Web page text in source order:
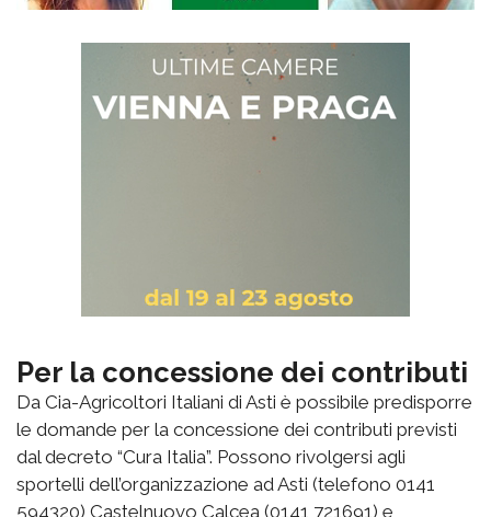
Per la concessione dei contributi
Da Cia-Agricoltori Italiani di Asti è possibile predisporre
le domande per la concessione dei contributi previsti
dal decreto “Cura Italia”. Possono rivolgersi agli
sportelli dell’organizzazione ad Asti (telefono 0141
594320) Castelnuovo Calcea (0141 721691) e